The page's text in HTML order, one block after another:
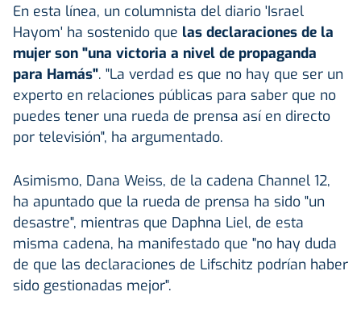
En esta línea, un columnista del diario 'Israel
Hayom' ha sostenido que las declaraciones de la
mujer son "una victoria a nivel de propaganda
para Hamás". "La verdad es que no hay que ser un
experto en relaciones públicas para saber que no
puedes tener una rueda de prensa así en directo
por televisión", ha argumentado.
Asimismo, Dana Weiss, de la cadena Channel 12,
ha apuntado que la rueda de prensa ha sido "un
desastre", mientras que Daphna Liel, de esta
misma cadena, ha manifestado que "no hay duda
de que las declaraciones de Lifschitz podrían haber
sido gestionadas mejor".